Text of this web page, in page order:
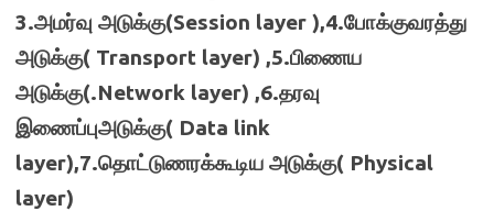
3.அமர்வு அடுக்கு(Session layer ),4.போக்குவரத்து
அடுக்கு( Transport layer) ,5.பிணைய
அடுக்கு(.Network layer) ,6.தரவு
இணைப்புஅடுக்கு( Data link
layer),7.தொட்டுணரக்கூடிய அடுக்கு( Physical
layer)